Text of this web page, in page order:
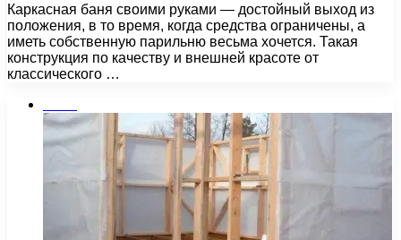
Каркасная баня своими руками — достойный выход из
положения, в то время, когда средства ограничены, а
иметь собственную парильню весьма хочется. Такая
конструкция по качеству и внешней красоте от
классического …